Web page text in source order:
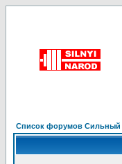
Список форумов Сильный